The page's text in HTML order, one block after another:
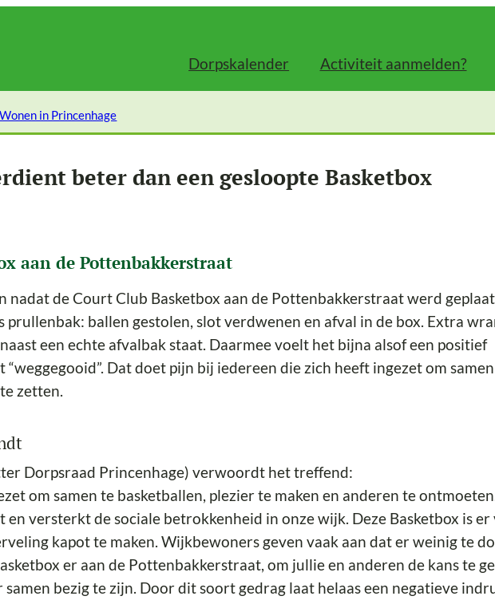
Dorpskalender Activiteit aanmelden?
Wonen in Princenhage
beter dan een gesloopte Basketbox
aan de Pottenbakkerstraat
nadat de Court Club Basketbox aan de Pottenbakkerstraat werd
prullenbak: ballen gestolen, slot verdwenen en afval in de box. Extra
een echte afvalbak staat. Daarmee voelt het bijna alsof een positief
Dat doet pijn bij iedereen die zich heeft ingezet om
zetten.
Dorpsraad Princenhage) verwoordt het treffend:
om samen te basketballen, plezier te maken en anderen te
en versterkt de sociale betrokkenheid in onze wijk. Deze Basketbox is
kapot te maken. Wijkbewoners geven vaak aan dat er weinig te
er aan de Pottenbakkerstraat, om jullie en anderen de kans te
samen bezig te zijn. Door dit soort gedrag laat helaas een negatieve